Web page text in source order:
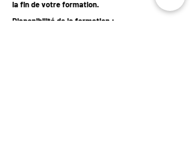
la fin de votre formation.
Disponibilité de la formation :